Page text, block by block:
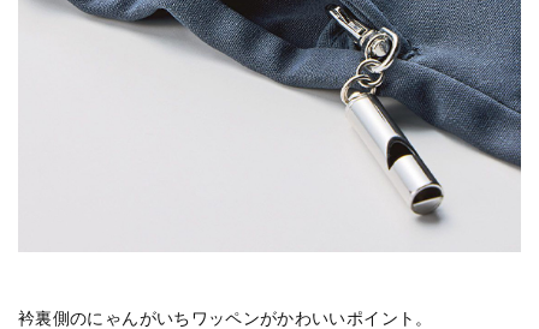
衿裏側のにゃんがいちワッペンがかわいいポイント。